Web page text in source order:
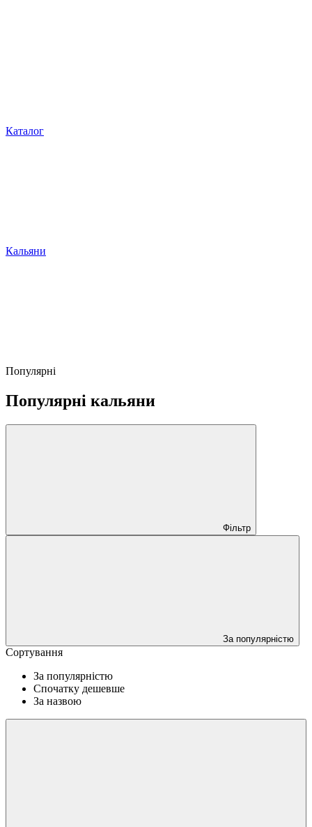
Каталог
Кальяни
Популярні
Популярні кальяни
Фільтр
За популярністю
Сортування
За популярністю
Спочатку дешевше
За назвою